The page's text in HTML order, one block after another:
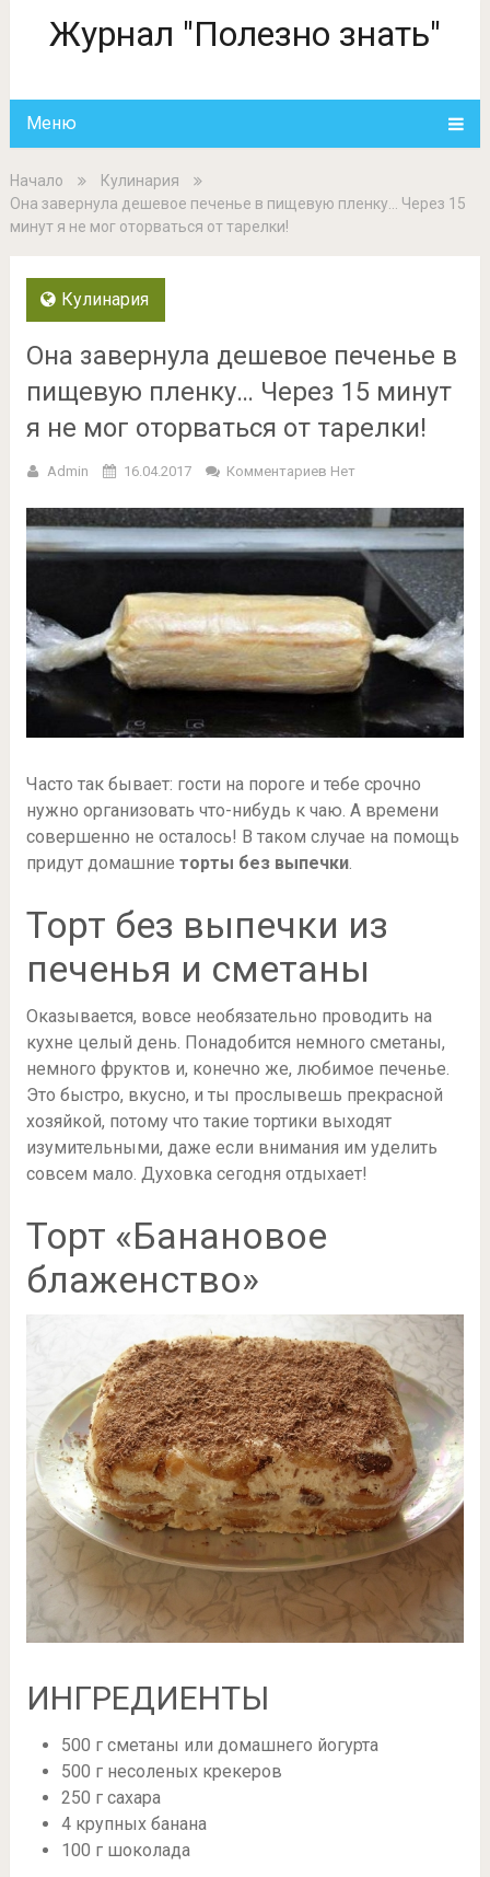
Журнал "Полезно знать"
Меню
Начало
Кулинария
Она завернула дешевое печенье в пищевую пленку… Через 15
минут я не мог оторваться от тарелки!
Кулинария
Она завернула дешевое печенье в
пищевую пленку… Через 15 минут
я не мог оторваться от тарелки!
Admin 16.04.2017 Комментариев Нет
Часто так бывает: гости на пороге и тебе срочно
нужно организовать что-нибудь к чаю. А времени
совершенно не осталось! В таком случае на помощь
придут домашние торты без выпечки.
Торт без выпечки из
печенья и сметаны
Оказывается, вовсе необязательно проводить на
кухне целый день. Понадобится немного сметаны,
немного фруктов и, конечно же, любимое печенье.
Это быстро, вкусно, и ты прослывешь прекрасной
хозяйкой, потому что такие тортики выходят
изумительными, даже если внимания им уделить
совсем мало. Духовка сегодня отдыхает!
Торт «Банановое
блаженство»
ИНГРЕДИЕНТЫ
500 г сметаны или домашнего йогурта
500 г несоленых крекеров
250 г сахара
4 крупных банана
100 г шоколада